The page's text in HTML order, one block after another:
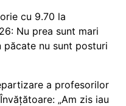
cu 9.70 la
Nu prea sunt mari
păcate nu sunt posturi
a profesorilor
„Am zis iau